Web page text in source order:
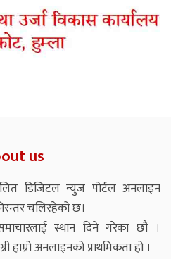
us
डिजिटल न्युज पोर्टल अनलाइन
चलिरहेको छ।
स्थान दिने गरेका छौं ।
हाम्रो अनलाइनको प्राथमिकता हो ।